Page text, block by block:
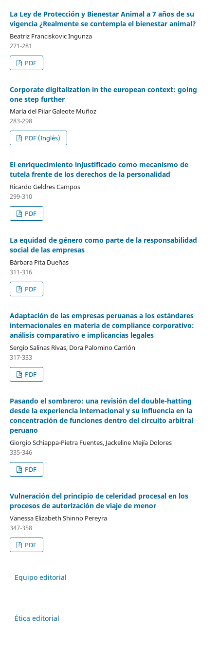
La Ley de Protección y Bienestar Animal a 7 años de su
vigencia ¿Realmente se contempla el bienestar animal?
Beatriz Franciskovic Ingunza
271-281
PDF
Corporate digitalization in the european context: going
one step further
María del Pilar Galeote Muñoz
283-298
PDF (Inglés)
El enriquecimiento injustificado como mecanismo de
tutela frente de los derechos de la personalidad
Ricardo Geldres Campos
299-310
PDF
La equidad de género como parte de la responsabilidad
social de las empresas
Bárbara Pita Dueñas
311-316
PDF
Adaptación de las empresas peruanas a los estándares
internacionales en materia de compliance corporativo:
análisis comparativo e implicancias legales
Sergio Salinas Rivas, Dora Palomino Carrión
317-333
PDF
Pasando el sombrero: una revisión del double-hatting
desde la experiencia internacional y su influencia en la
concentración de funciones dentro del circuito arbitral
peruano
Giorgio Schiappa-Pietra Fuentes, Jackeline Mejía Dolores
335-346
PDF
Vulneración del principio de celeridad procesal en los
procesos de autorización de viaje de menor
Vanessa Elizabeth Shinno Pereyra
347-358
PDF
Equipo editorial
Ética editorial